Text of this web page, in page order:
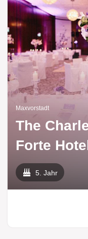
Maxvorstadt
The
Forte
5. Jahr